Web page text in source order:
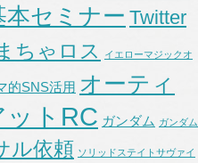
本セミナー Twitter
ちゃロス イエローマジックオ
的SNS活用 オーティ
トRC ガンダム ガンダム
ル依頼 ソリッドステイトサヴァイ